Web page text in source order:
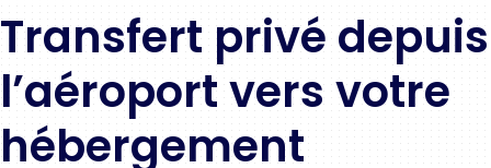
Transfert privé depuis
l’aéroport vers votre
hébergement